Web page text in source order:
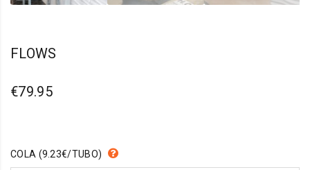
FLOWS
€79.95
COLA (9.23€/TUBO)